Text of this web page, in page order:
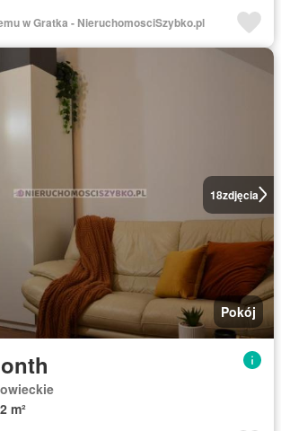
w Gratka - NieruchomosciSzybko.pl
18zdjęcia
Pokój
m²